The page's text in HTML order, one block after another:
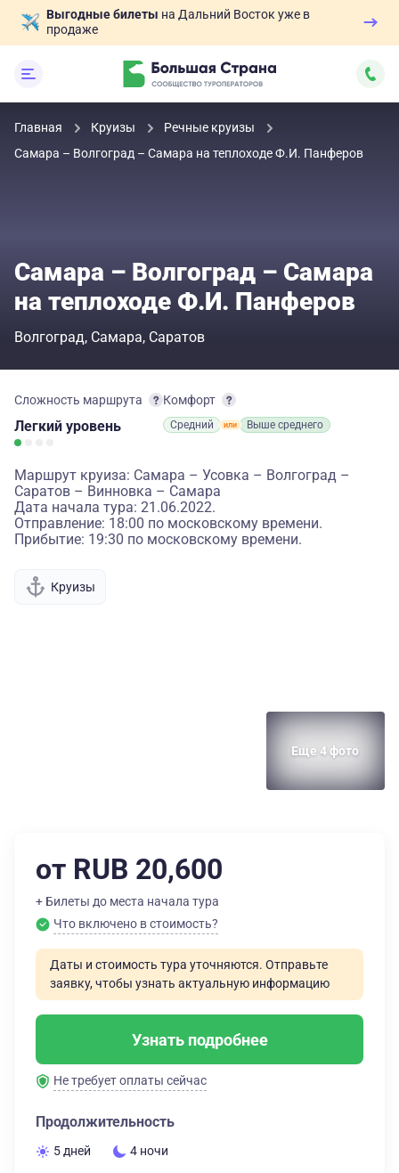
Выгодные билеты на Дальний Восток уже в
продаже
Главная Круизы
Речные круизы
Самара – Волгоград – Самара на теплоходе Ф.И. Панферов
Самара – Волгоград – Самара
на теплоходе Ф.И. Панферов
Волгоград Самара Саратов
Сложность маршрута
Легкий уровень
Комфорт
Средний Выше среднего
Маршрут круиза: Самара – Усовка – Волгоград –
Саратов – Винновка – Самара
Дата начала тура: 21.06.2022.
Отправление: 18:00 по московскому времени.
Прибытие: 19:30 по московскому времени.
Круизы
Еще 4 фото
от RUB 20,600
+ Билеты до места начала тура
Что включено в стоимость?
Даты и стоимость тура уточняются. Отправьте
заявку, чтобы узнать актуальную информацию
Узнать подробнее
Не требует оплаты сейчас
Продолжительность
5 дней 4 ночи